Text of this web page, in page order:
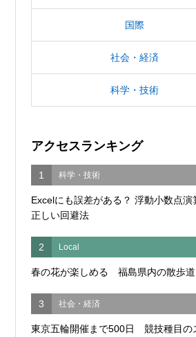
国際
社会・経済
科学・技術
アクセスランキング
1 科学・技術
Excelにも誤差がある？ 浮動小数点演
正しい回避法
2 Local
春の花が楽しめる 福島県内の散歩道
3 社会・経済
東京五輪開催まで500日 競技種目の